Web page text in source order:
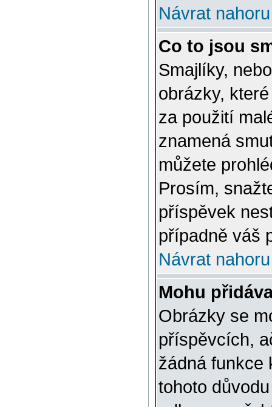
Návrat nahoru
Co to jsou
Smajlíky,
obrázky,
za použití
znamená
můžete
Prosím,
příspěvek
případně váš
Návrat nahoru
Mohu
Obrázky se
příspěvcích,
žádná funkce
tohoto